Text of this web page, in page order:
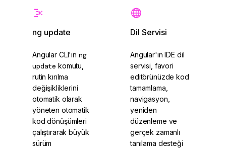
ng update
Angular CLI'ın ng
update komutu,
rutin kırılma
değişikliklerini
otomatik olarak
yöneten otomatik
kod dönüşümleri
çalıştırarak büyük
sürüm
Dil Servisi
Angular'ın IDE dil
servisi, favori
editörünüzde kod
tamamlama,
navigasyon,
yeniden
düzenleme ve
gerçek zamanlı
tanılama desteği